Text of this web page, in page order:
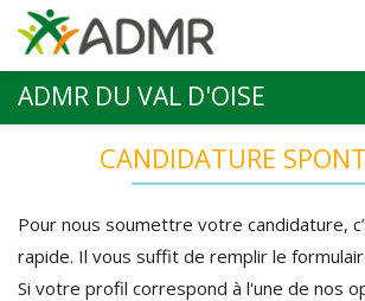
Aller au contenu principal
ADMR DU VAL D'OISE
CANDIDATURE
Pour nous soumettre votre candidature,
rapide. Il vous suffit de remplir le
Si votre profil correspond à l'une de nos